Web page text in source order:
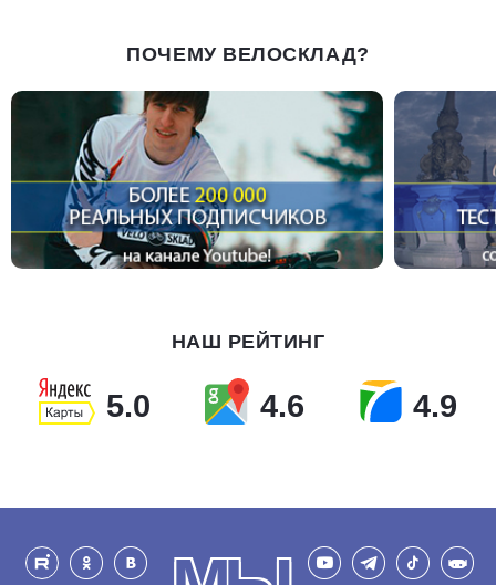
ПОЧЕМУ ВЕЛОСКЛАД?
НАШ РЕЙТИНГ
5.0 4.6 4.9